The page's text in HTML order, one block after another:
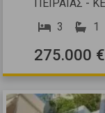
ΠΕΙΡΑΙΑΣ -
3
1
275.000 €